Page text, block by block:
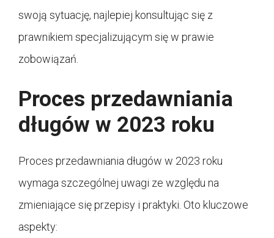
swoją sytuację, najlepiej konsultując się z
prawnikiem specjalizującym się w prawie
zobowiązań.
Proces przedawniania
długów w 2023 roku
Proces przedawniania długów w 2023 roku
wymaga szczególnej uwagi ze względu na
zmieniające się przepisy i praktyki. Oto kluczowe
aspekty: